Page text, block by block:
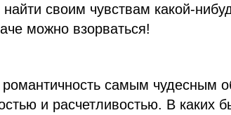
своим чувствам какой-
можно взорваться!
самым чудесным
и расчетливостью. В каких